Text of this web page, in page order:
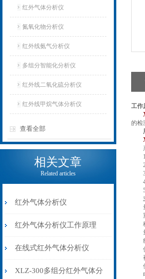
红外气体分析仪
氮氧化物分析仪
红外线氨气分析仪
多组分智能化分析仪
红外线二氧化硫分析仪
红外线甲烷气体分析仪
查看全部
相关文章
Related articles
红外气体分析仪
红外气体分析仪工作原理
在线式红外气体分析仪
XLZ-300多组分红外气体分
工作
的检
产
1
2
3
4
5
量
重
稳
量
线
仪
被
使
电